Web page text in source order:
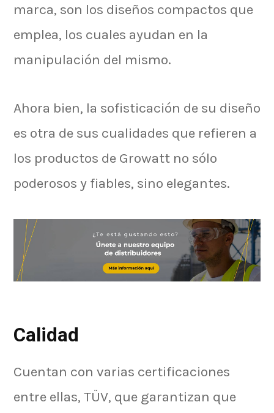
marca, son los diseños compactos que
emplea, los cuales ayudan en la
manipulación del mismo.
Ahora bien, la sofisticación de su diseño
es otra de sus cualidades que refieren a
los productos de Growatt no sólo
poderosos y fiables, sino elegantes.
Calidad
Cuentan con varias certificaciones
entre ellas, TÜV, que garantizan que